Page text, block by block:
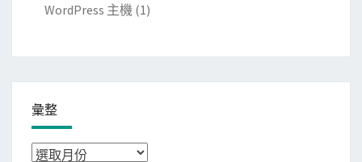
WordPress 主機 (1)
彙整
彙